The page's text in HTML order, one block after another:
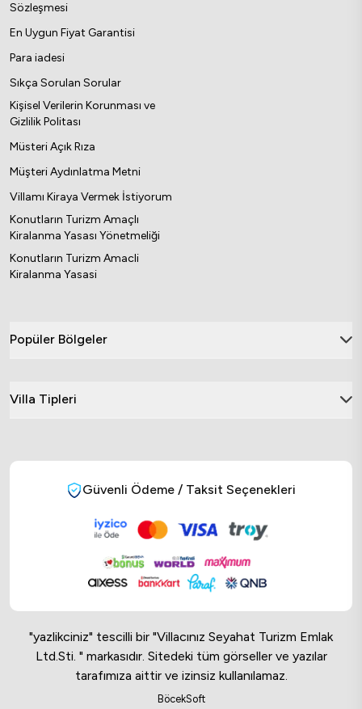
Sözleşmesi
En Uygun Fiyat Garantisi
Para iadesi
Sıkça Sorulan Sorular
Kişisel Verilerin Korunması ve
Gizlilik Politası
Müsteri Açık Rıza
Müşteri Aydınlatma Metni
Villamı Kiraya Vermek İstiyorum
Konutların Turizm Amaçlı
Kiralanma Yasası Yönetmeliği
Konutların Turizm Amacli
Kiralanma Yasasi
Popüler Bölgeler
Villa Tipleri
Güvenli Ödeme / Taksit Seçenekleri
"yazlikciniz" tescilli bir "Villacınız Seyahat Turizm Emlak
Ltd.Sti. " markasıdır. Sitedeki tüm görseller ve yazılar
tarafımıza aittir ve izinsiz kullanılamaz.
BöcekSoft